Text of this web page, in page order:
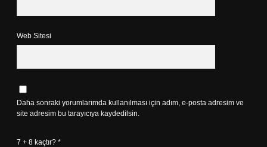
Web Sitesi
Daha sonraki yorumlarımda kullanılması için adım, e-posta adresim ve
site adresim bu tarayıcıya kaydedilsin.
7 + 8 kaçtır? *